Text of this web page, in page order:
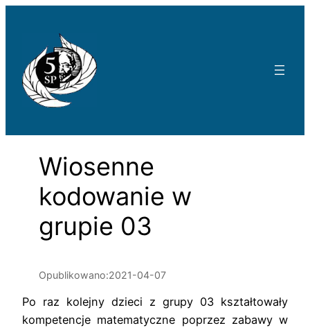
Wiosenne
kodowanie w
grupie 03
Opublikowano:2021-04-07
Po raz kolejny dzieci z grupy 03 kształtowały
kompetencje matematyczne poprzez zabawy w